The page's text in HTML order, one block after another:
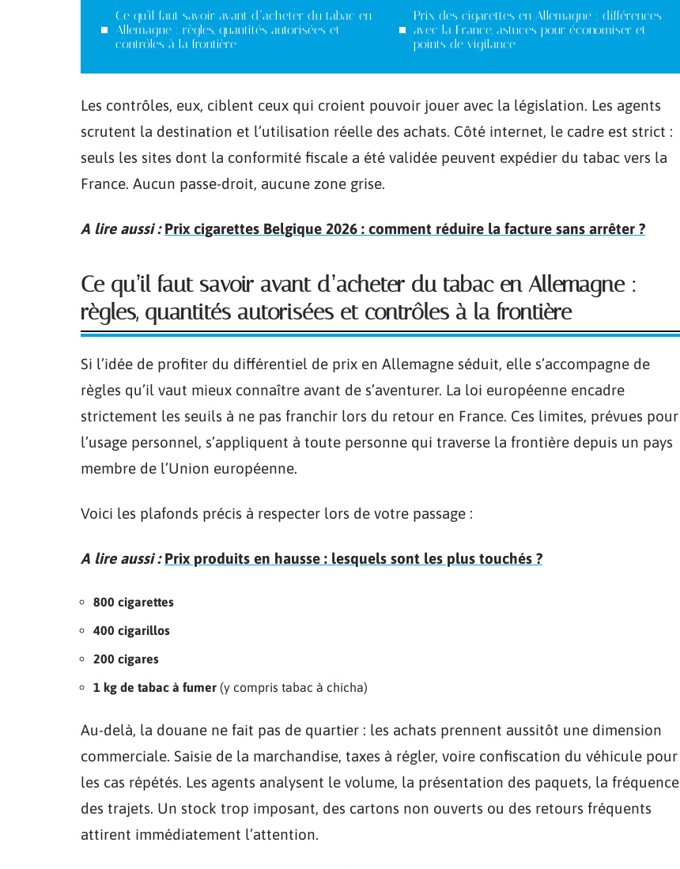
Ce qu’il faut savoir avant d’acheter du tabac en
Allemagne : règles, quantités autorisées et
contrôles à la frontière
Prix des cigarettes en Allemagne : différences
avec la France, astuces pour économiser et
points de vigilance
Les contrôles, eux, ciblent ceux qui croient pouvoir jouer avec la législation. Les agents
scrutent la destination et l’utilisation réelle des achats. Côté internet, le cadre est strict :
seuls les sites dont la conformité fiscale a été validée peuvent expédier du tabac vers la
France. Aucun passe-droit, aucune zone grise.
A lire aussi : Prix cigarettes Belgique 2026 : comment réduire la facture sans arrêter ?
Ce qu’il faut savoir avant d’acheter du tabac en Allemagne :
règles, quantités autorisées et contrôles à la frontière
Si l’idée de profiter du différentiel de prix en Allemagne séduit, elle s’accompagne de
règles qu’il vaut mieux connaître avant de s’aventurer. La loi européenne encadre
strictement les seuils à ne pas franchir lors du retour en France. Ces limites, prévues pour
l’usage personnel, s’appliquent à toute personne qui traverse la frontière depuis un pays
membre de l’Union européenne.
Voici les plafonds précis à respecter lors de votre passage :
A lire aussi : Prix produits en hausse : lesquels sont les plus touchés ?
800 cigarettes
400 cigarillos
200 cigares
1 kg de tabac à fumer (y compris tabac à chicha)
Au-delà, la douane ne fait pas de quartier : les achats prennent aussitôt une dimension
commerciale. Saisie de la marchandise, taxes à régler, voire confiscation du véhicule pour
les cas répétés. Les agents analysent le volume, la présentation des paquets, la fréquence
des trajets. Un stock trop imposant, des cartons non ouverts ou des retours fréquents
attirent immédiatement l’attention.